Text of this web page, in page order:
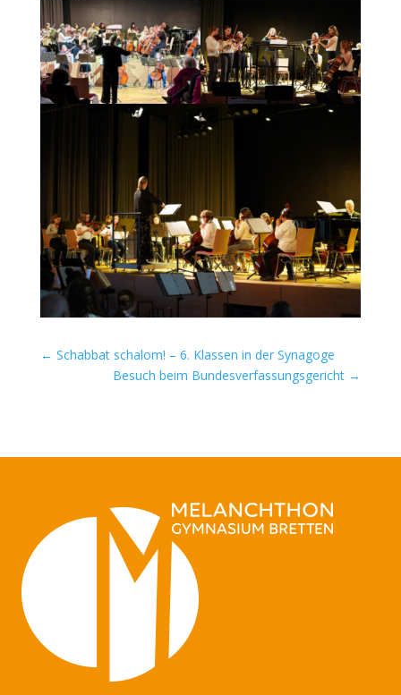
← Schabbat schalom! – 6. Klassen in der Synagoge
Besuch beim Bundesverfassungsgericht →